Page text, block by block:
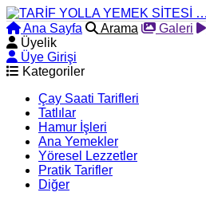
Ana Sayfa Arama Galeri
Üyelik
Üye Girişi
Kategoriler
Çay Saati Tarifleri
Tatlılar
Hamur İşleri
Ana Yemekler
Yöresel Lezzetler
Pratik Tarifler
Diğer